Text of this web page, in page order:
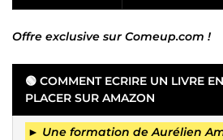
Offre exclusive sur Comeup.com !
🟢 COMMENT ECRIRE UN LIVRE
PLACER SUR AMAZON
► Une formation de Aurélien